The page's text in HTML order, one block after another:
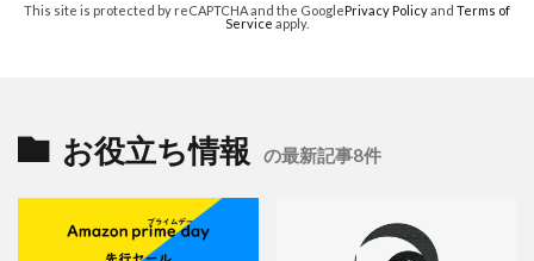
This site is protected by reCAPTCHA and the GooglePrivacy Policyand Terms of
Service apply.
お役立ち情報 の最新記事8件